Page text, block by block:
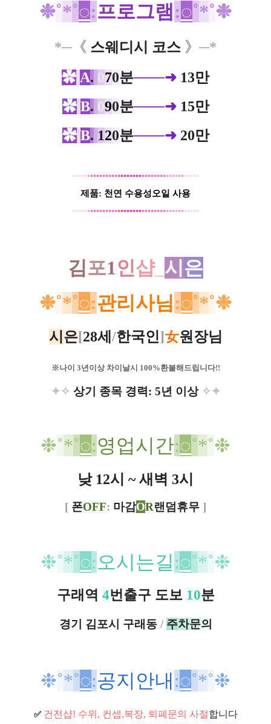
❉˚*˚◌:프로그램:◌˚*˚❉
*─ 《 스웨디시 코스 》─*
✿ A. 070분───➜ 13만
✿ B. 090분───➜15만
✿ B. 120분───➜20만
••••••••••••••••••••••••••••••••••••••••••
제품: 천연 수용성오일 사용​
••••••••••••••••••••••••••••••••••••••••••
김포1인샵_ 시 은
❉˚*˚◌:관리사님:◌˚*˚❉
시 은[28세 /한국인]女원장님
※나이 3년이상 차이날시 100%환불해드립니다!!​
✦✧ 상기 종목 경력: 5년 이상 ✧✦
❉˚*˚◌:영업시간:◌˚*˚❉
낮 12시 ~ 새벽 3시
[ 폰OFF: 마감OR랜덤휴무 ]
❉˚*˚◌: 오시는길 :◌˚*˚❉
구래역 4번출구 도보 10분
경기 김포시 구래동 / 주차문의
❉˚*˚◌:공지안내:◌˚*˚❉
✅ 건전샵! 수위, 컨셉,복장, 퇴폐문의 사절합니다